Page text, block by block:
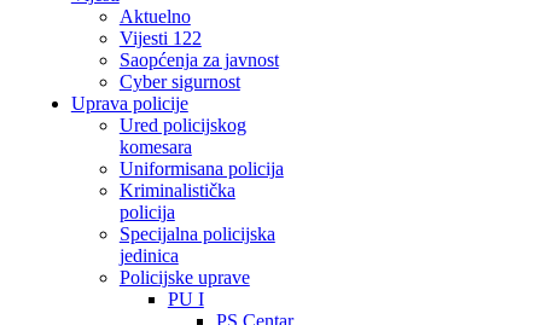
Aktuelno
Vijesti 122
Saopćenja za javnost
Cyber sigurnost
Uprava policije
Ured policijskog
komesara
Uniformisana policija
Kriminalistička
policija
Specijalna policijska
jedinica
Policijske uprave
PU I
PS Centar